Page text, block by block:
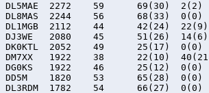
DL5MAE	2272	59	69(30)	2(2)	0(0)	0(0)
DL8MAS	2244	56	68(33)	0(0)	0(0)	0(0)
DL1MGB	2112	44	42(24)	22(9)	0(0)	0(0)
DJ3WE	2080	45	51(26)	14(6)	0(0)	0(0)
DK0KTL	2052	49	25(17)	0(0)	32(19)	0(0)
DM7XX	1922	38	22(10)	40(21)	0(0)	0(0)
DG0KS	1922	46	25(12)	0(0)	37(19)	0(0)
DD5M	1820	53	65(28)	0(0)	0(0)	0(0)
DL3RDM	1782	54	66(27)	0(0)	0(0)	0(0)